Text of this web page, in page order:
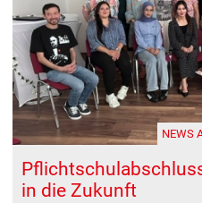
NEWS
in die Zukunft